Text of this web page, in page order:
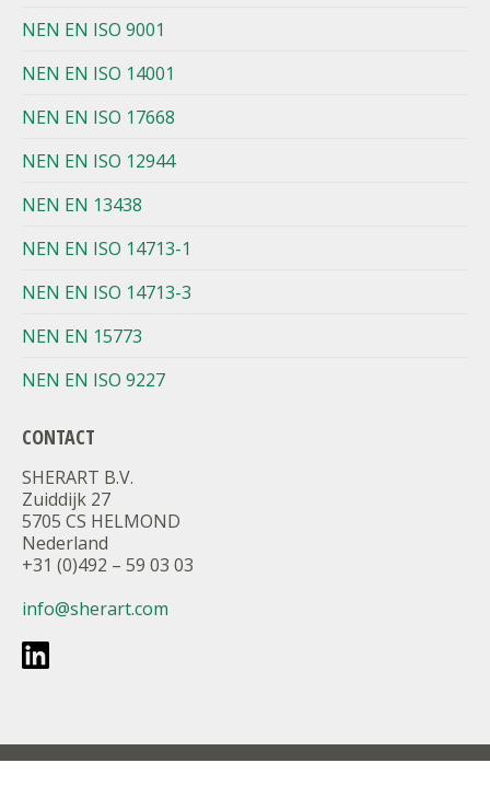
NEN EN ISO 9001
NEN EN ISO 14001
NEN EN ISO 17668
NEN EN ISO 12944
NEN EN 13438
NEN EN ISO 14713-1
NEN EN ISO 14713-3
NEN EN 15773
NEN EN ISO 9227
CONTACT
SHERART B.V.
Zuiddijk 27
5705 CS HELMOND
Nederland
+31 (0)492 – 59 03 03
info@sherart.com
Voorwaarden en privacy